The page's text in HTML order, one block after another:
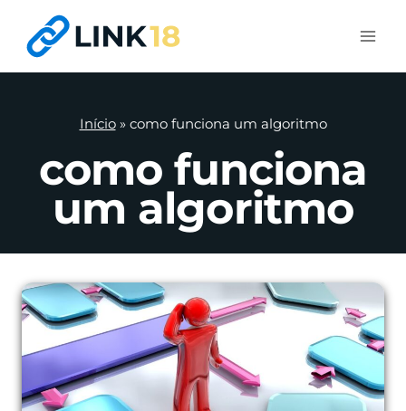
para
Início» como funciona um algoritmo
como funciona
um algoritmo